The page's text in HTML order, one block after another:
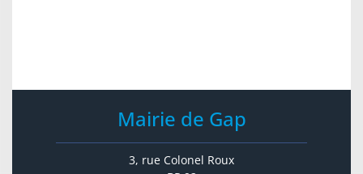
Mairie de Gap
3, rue Colonel Roux